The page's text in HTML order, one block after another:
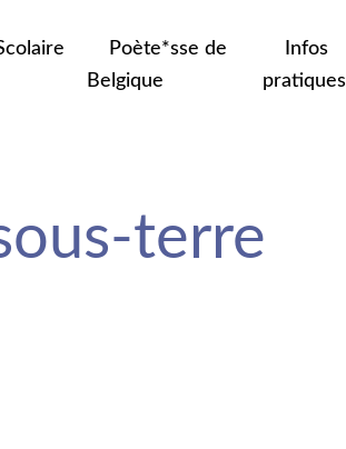
Poète*sse de
Belgique
Infos
pratiques
terre